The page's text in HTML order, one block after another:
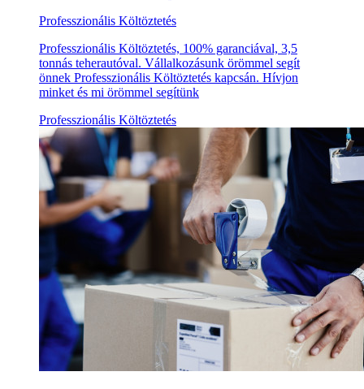
Professzionális Költöztetés
Professzionális Költöztetés, 100% garanciával, 3,5
tonnás teherautóval. Vállalkozásunk örömmel segít
önnek Professzionális Költöztetés kapcsán. Hívjon
minket és mi örömmel segítünk
Professzionális Költöztetés